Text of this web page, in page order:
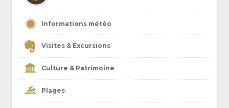
Informations météo
Visites & Excursions
Culture & Patrimoine
Plages